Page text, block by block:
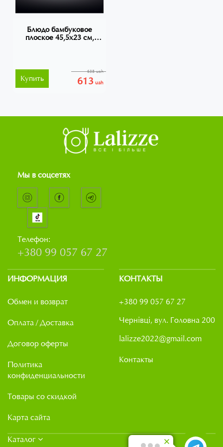
Блюдо бамбуковое
плоское 45,5х23 см,
613 uah
638 uah
Купить
Мы в соцсетях
Телефон:
+380 99 057 67 27
ИНФОРМАЦИЯ
Обмен и возврат
Оплата / Доставка
Договор оферты
Политика
конфиденциальности
Товары со скидкой
Карта сайта
КОНТАКТЫ
+380 99 057 67 27
Чернівці, вул. Головна 200
lalizze2022@gmail.com
Контакты
Каталог